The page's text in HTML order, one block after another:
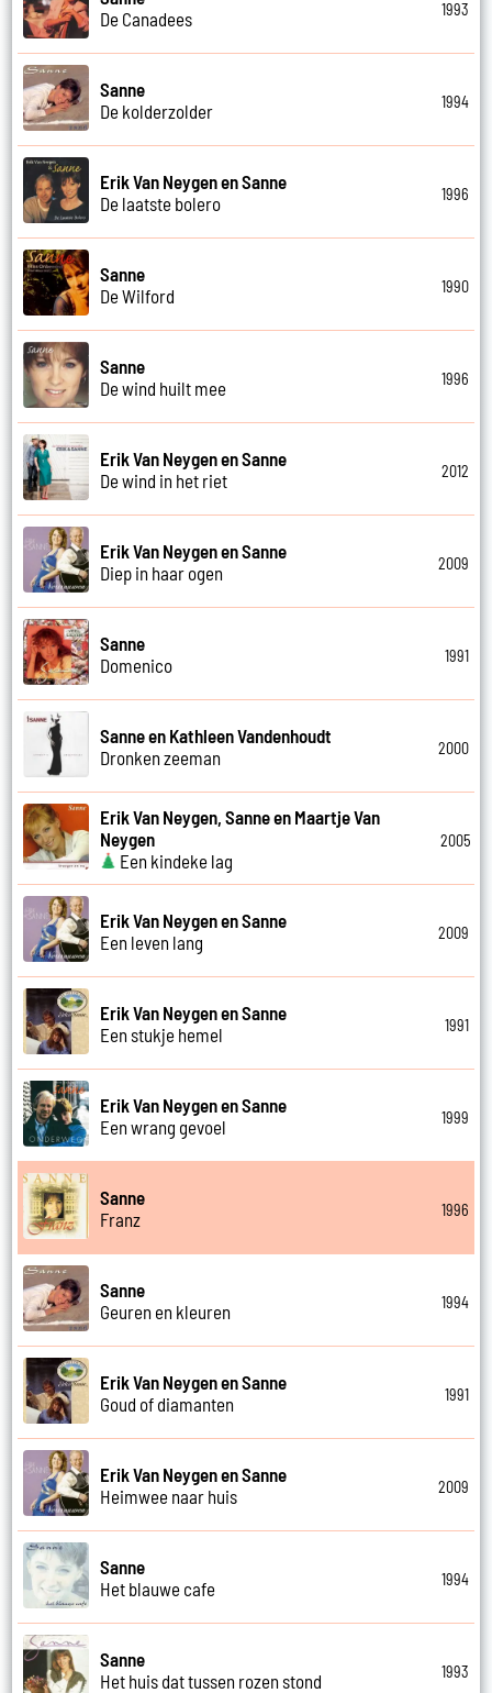
De Canadees
1993
Sanne
De kolderzolder
1994
Erik Van Neygen en Sanne
De laatste bolero
1996
Sanne
De Wilford
1990
Sanne
De wind huilt mee
1996
Erik Van Neygen en Sanne
De wind in het riet
2012
Erik Van Neygen en Sanne
Diep in haar ogen
2009
Sanne
Domenico
1991
Sanne en Kathleen Vandenhoudt
Dronken zeeman
2000
Erik Van Neygen, Sanne en Maartje Van
Neygen
Een kindeke lag
2005
Erik Van Neygen en Sanne
Een leven lang
2009
Erik Van Neygen en Sanne
Een stukje hemel
1991
Erik Van Neygen en Sanne
Een wrang gevoel
1999
Sanne
Franz
1996
Sanne
Geuren en kleuren
1994
Erik Van Neygen en Sanne
Goud of diamanten
1991
Erik Van Neygen en Sanne
Heimwee naar huis
2009
Sanne
Het blauwe cafe
1994
Sanne
Het huis dat tussen rozen stond
1993